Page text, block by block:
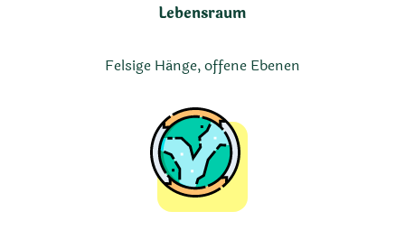
Lebensraum
Felsige Hänge, offene Ebenen